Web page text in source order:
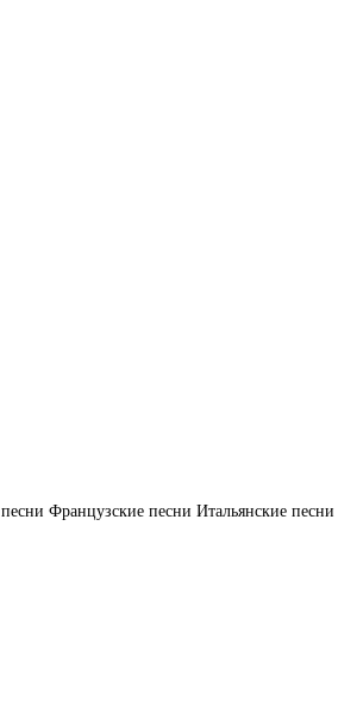
Французские песни Итальянские песни